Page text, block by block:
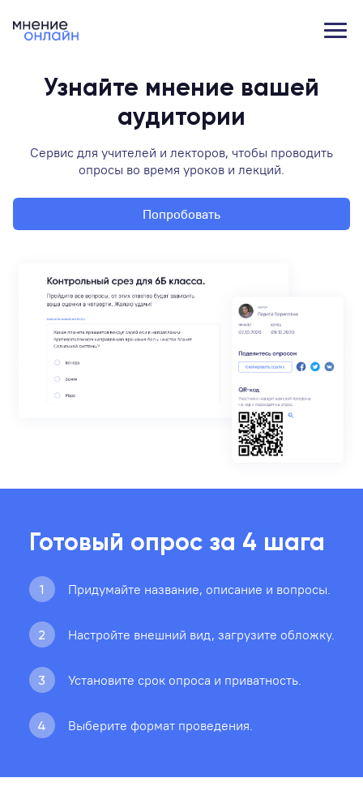
Узнайте мнение вашей
аудитории
Сервис для учителей и лекторов, чтобы проводить
опросы во время уроков и лекций.
Попробовать
Готовый опрос за 4 шага
1 Придумайте название, описание и вопросы.
2 Настройте внешний вид, загрузите обложку.
3 Установите срок опроса и приватность.
4 Выберите формат проведения.